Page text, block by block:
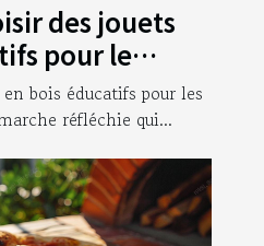
des jouets
pour le
des tout-
bois éducatifs pour les
réfléchie qui...